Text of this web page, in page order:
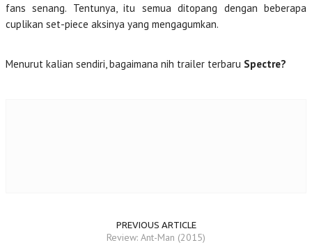
fans senang. Tentunya, itu semua ditopang dengan beberapa
cuplikan set-piece aksinya yang mengagumkan.
Menurut kalian sendiri, bagaimana nih trailer terbaru Spectre?
PREVIOUS ARTICLE
Review: Ant-Man (2015)